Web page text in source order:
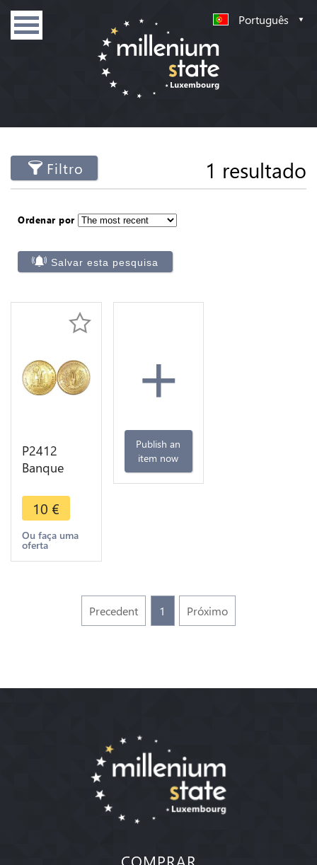
Português
Filtro 1 resultado
Ordenar por
Salvar esta pesquisa
P2412
Banque
Afrique de
l'Ouest
West Africa
10 Francs
10 €
Ou faça uma
oferta
+
Publish an
item now
Precedent 1 Próximo
COMPRAR